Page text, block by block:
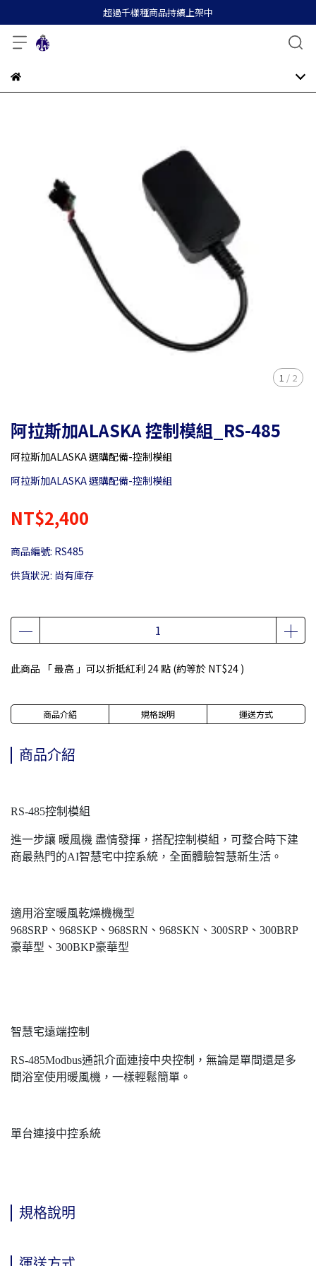
超過千樣種商品持續上架中
1 / 2
阿拉斯加ALASKA 控制模組_RS-485
阿拉斯加ALASKA 選購配備-控制模組
阿拉斯加ALASKA 選購配備-控制模組
NT$2,400
商品編號: RS485
供貨狀況: 尚有庫存
此商品 「 最高 」可以折抵紅利 24點 (約等於 NT$24 )
商品介紹 規格說明 運送方式
商品介紹
RS-485控制模組
進一步讓 暖風機 盡情發揮，搭配控制模組，可整合時下建
商最熱門的AI智慧宅中控系統，全面體驗智慧新生活。
適用浴室暖風乾燥機機型
968SRP、968SKP、968SRN、968SKN、300SRP、300BRP
豪華型、300BKP豪華型
智慧宅遠端控制
RS-485Modbus通訊介面連接中央控制，無論是單間還是多
間浴室使用暖風機，一樣輕鬆簡單。
單台連接中控系統
規格說明